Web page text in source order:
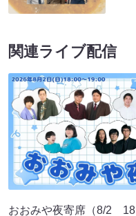
関連ライブ配信
おおみや夜寄席（8/2